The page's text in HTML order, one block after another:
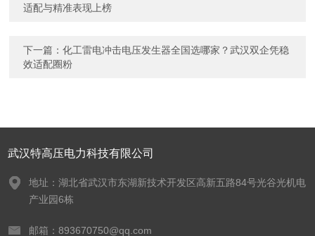
适配与精准表现上榜
下一篇：化工雷电冲击电压发生器全国选哪家？武汉双企凭稳
效适配圈粉
武汉特高压电力科技有限公司
地址：湖北省武汉市东湖新技术开发区高新五路84号光谷光机电
产业园6栋
邮箱：893670750@qq.com